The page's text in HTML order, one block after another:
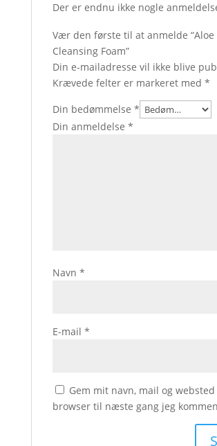
Der er endnu ikke nogle
Vær den første til at anmelde “Aloe
Cleansing Foam”
Din e-mailadresse vil ikke blive
Krævede felter er markeret med *
Din bedømmelse *
Din anmeldelse *
Navn *
E-mail *
Gem mit navn, mail og
browser til næste gang jeg